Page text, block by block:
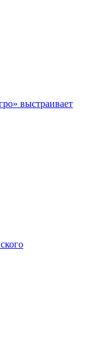
выстраивает